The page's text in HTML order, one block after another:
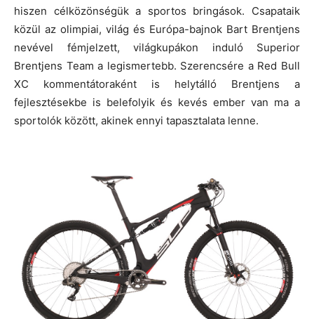
hiszen célközönségük a sportos bringások. Csapataik
közül az olimpiai, világ és Európa-bajnok Bart Brentjens
nevével fémjelzett, világkupákon induló Superior
Brentjens Team a legismertebb. Szerencsére a Red Bull
XC kommentátoraként is helytálló Brentjens a
fejlesztésekbe is belefolyik és kevés ember van ma a
sportolók között, akinek ennyi tapasztalata lenne.